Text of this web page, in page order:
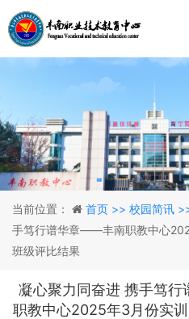
当前位置： 首页 >> 校园简讯
手笃行谱华章——丰南职教中心
班级评比结果
凝心聚力同奋进 携手笃
职教中心2025年3月份实